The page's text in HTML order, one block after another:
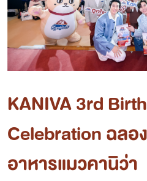
KANIVA 3rd
Celebration ฉลอ
อาหารแมวคานิว่า